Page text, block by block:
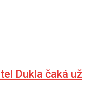
Dukla čaká už